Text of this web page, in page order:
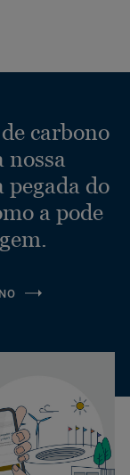
carbono
nossa
pegada do
a pode